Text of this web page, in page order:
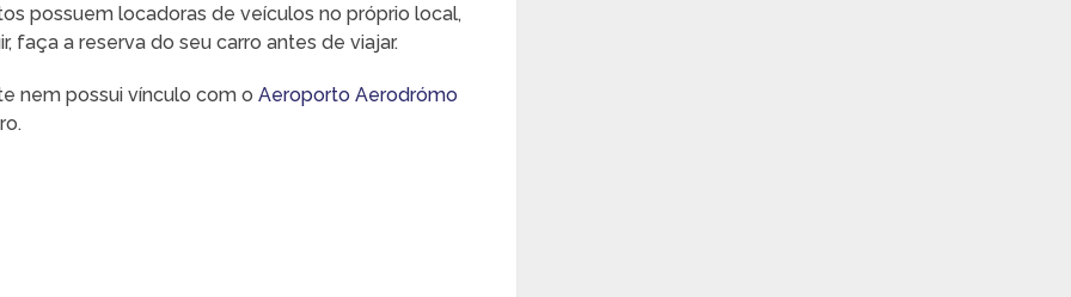
possuem locadoras de veículos no próprio local,
faça a reserva do seu carro antes de viajar.
nem possui vínculo com oAeroporto Aerodrómo